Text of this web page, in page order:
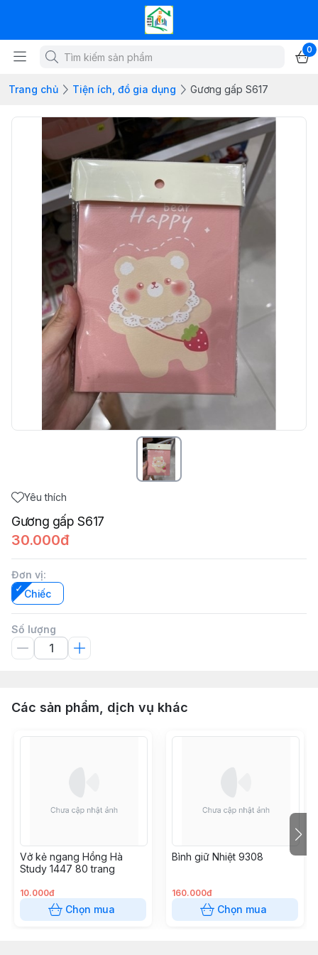
0
Trang chủ Tiện ích, đồ gia dụng Gương gấp S617
Yêu thích
Gương gấp S617
30.000đ
Đơn vị:
Chiếc
Số lượng
Các sản phẩm, dịch vụ khác
Vở kẻ ngang Hồng Hà
Study 1447 80 trang
10.000đ
Chọn mua
Bình giữ Nhiệt 9308
160.000đ
Chọn mua